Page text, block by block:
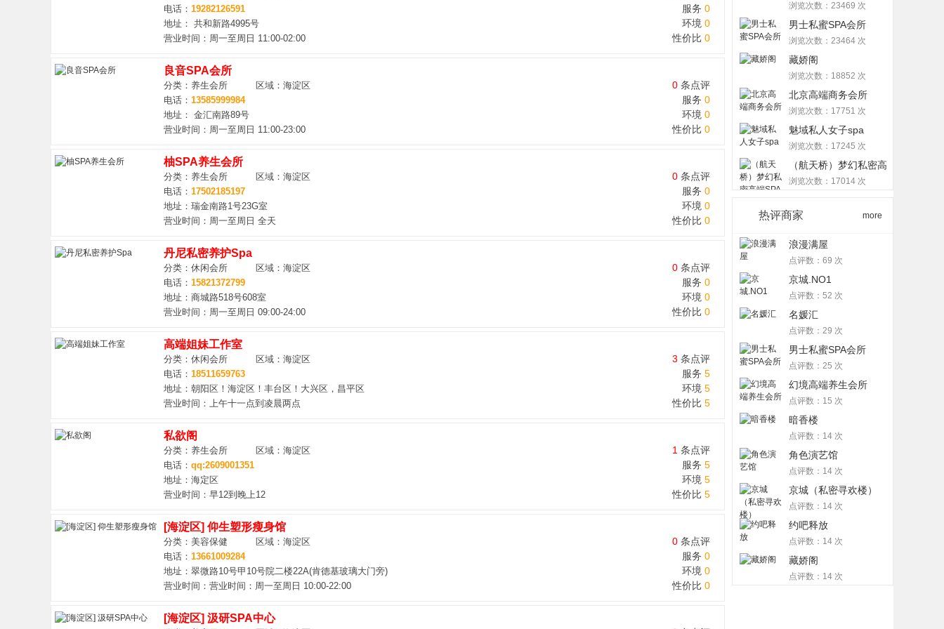
浏览次数：23469 次
男士私蜜SPA会所
浏览次数：23464 次
藏娇阁
浏览次数：18852 次
北京高端商务会所
浏览次数：17751 次
魅域私人女子spa
浏览次数：17245 次
（航天桥）梦幻私密高
端SP ...
浏览次数：17014 次
热评商家 more
浪漫满屋
点评数：69 次
京城.NO1
点评数：52 次
名媛汇
点评数：29 次
男士私蜜SPA会所
点评数：25 次
幻境高端养生会所
点评数：15 次
暗香楼
点评数：14 次
角色演艺馆
点评数：14 次
京城（私密寻欢楼）
点评数：14 次
约吧释放
点评数：14 次
藏娇阁
点评数：14 次
服务 0
环境 0
性价比 0
电话： 19282126591
地址： 共和新路4995号
营业时间：周一至周日 11:00-02:00
0 条点评
服务 0
环境 0
性价比 0
良音SPA会所
分类：养生会所 区域：海淀区
电话： 13585999984
地址： 金汇南路89号
营业时间：周一至周日 11:00-23:00
0 条点评
服务 0
环境 0
性价比 0
柚SPA养生会所
分类：养生会所 区域：海淀区
电话： 17502185197
地址：瑞金南路1号23G室
营业时间：周一至周日 全天
0 条点评
服务 0
环境 0
性价比 0
丹尼私密养护Spa
分类：休闲会所 区域：海淀区
电话： 15821372799
地址：商城路518号608室
营业时间：周一至周日 09:00-24:00
3 条点评
服务 5
环境 5
性价比 5
高端姐妹工作室
分类：休闲会所 区域：海淀区
电话： 18511659763
地址：朝阳区！海淀区！丰台区！大兴区，昌平区
营业时间：上午十一点到凌晨两点
1 条点评
服务 5
环境 5
性价比 5
私欲阁
分类：养生会所 区域：海淀区
电话： qq:2609001351
地址：海定区
营业时间：早12到晚上12
0 条点评
服务 0
环境 0
性价比 0
[海淀区] 仰生塑形瘦身馆
分类：美容保健 区域：海淀区
电话： 13661009284
地址：翠微路10号甲10号院二楼22A(肯德基玻璃大门旁)
营业时间：营业时间：周一至周日 10:00-22:00
[海淀区] 汲研SPA中心